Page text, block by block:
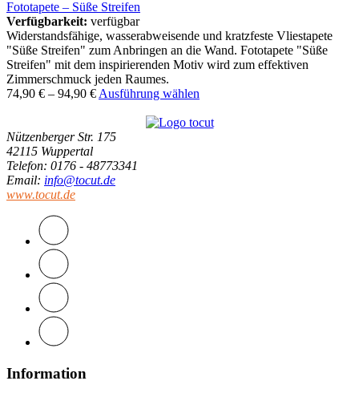
Fototapete – Süße Streifen
Verfügbarkeit: verfügbar
Widerstandsfähige, wasserabweisende und kratzfeste Vliestapete
"Süße Streifen" zum Anbringen an die Wand. Fototapete "Süße
Streifen" mit dem inspirierenden Motiv wird zum effektiven
Zimmerschmuck jeden Raumes.
74,90 € – 94,90 € Ausführung wählen
Nützenberger Str. 175
42115 Wuppertal
Telefon: 0176 - 48773341
Email: info@tocut.de
www.tocut.de
Information